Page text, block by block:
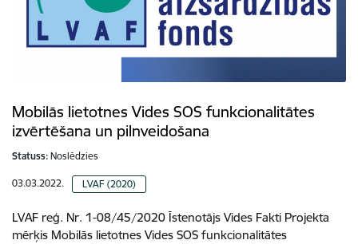
Mobilās lietotnes Vides SOS funkcionalitātes
izvērtēšana un pilnveidošana
Statuss: Noslēdzies
03.03.2022. LVAF (2020)
LVAF reģ. Nr. 1-08/45/2020 Īstenotājs Vides Fakti Projekta
mērķis Mobilās lietotnes Vides SOS funkcionalitātes